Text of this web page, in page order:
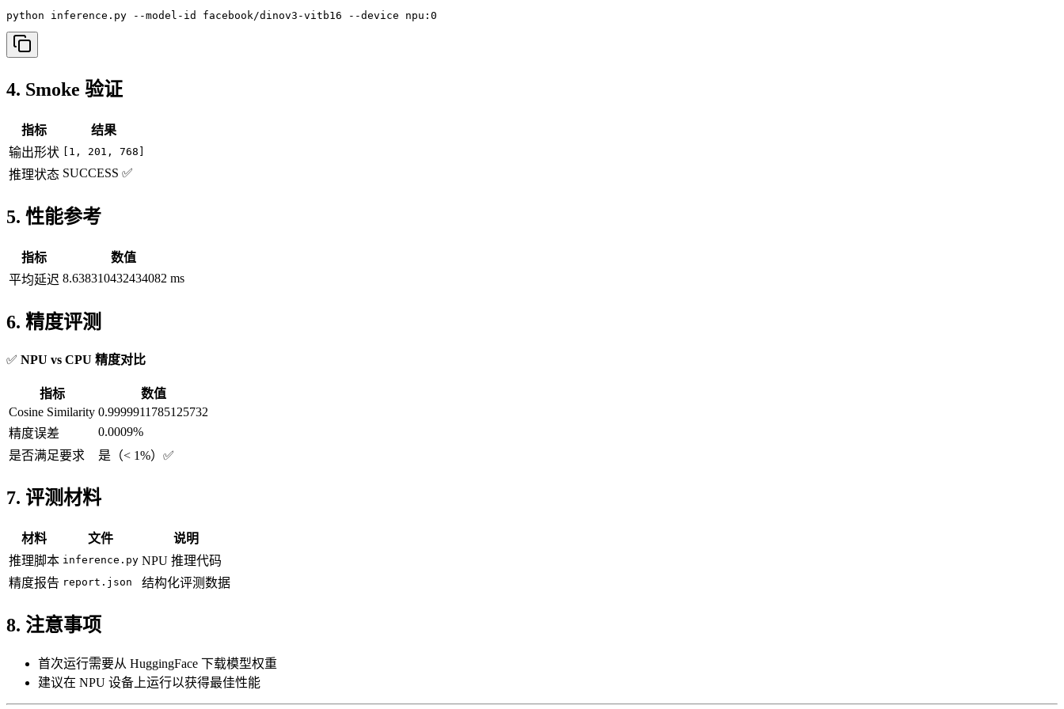
python inference.py --model-id facebook/dinov3-vitb16 --device npu:0
4. Smoke 验证
指标
结果
输出形状
[1, 201, 768]
推理状态 SUCCESS ✅
5. 性能参考
指标
数值
平均延迟 8.638310432434082 ms
6. 精度评测
✅ NPU vs CPU 精度对比
指标
数值
Cosine Similarity 0.9999911785125732
精度误差
0.0009%
是否满足要求
是（< 1%）✅
7. 评测材料
材料 文件
说明
推理脚本 inference.py NPU 推理代码
精度报告 report.json 结构化评测数据
8. 注意事项
首次运行需要从 HuggingFace 下载模型权重
建议在 NPU 设备上运行以获得最佳性能